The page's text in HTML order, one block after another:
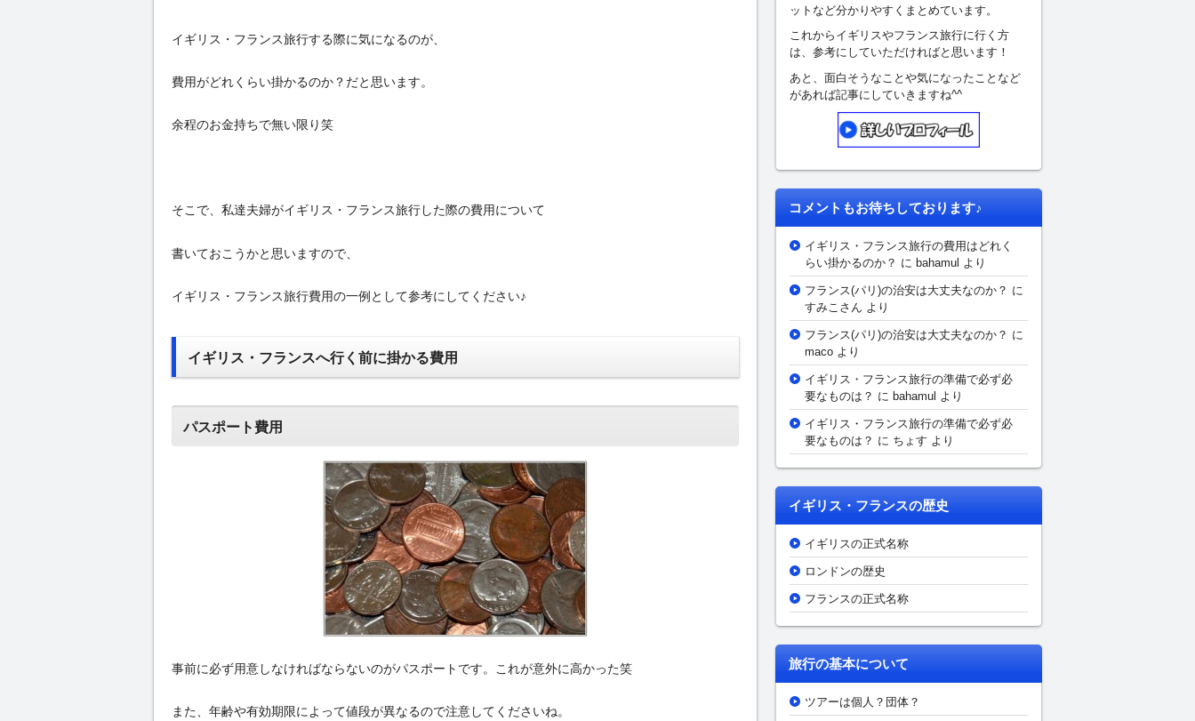
イギリス・フランス旅行する際に気になるのが、
費用がどれくらい掛かるのか？だと思います。
余程のお金持ちで無い限り笑
そこで、私達夫婦がイギリス・フランス旅行した際の費用について
書いておこうかと思いますので、
イギリス・フランス旅行費用の一例として参考にしてください♪
イギリス・フランスへ行く前に掛かる費用
パスポート費用
事前に必ず用意しなければならないのがパスポートです。これが意外に高かった笑
また、年齢や有効期限によって値段が異なるので注意してくださいね。
ットなど分かりやすくまとめています。
これからイギリスやフランス旅行に行く方
は、参考にしていただければと思います！
あと、面白そうなことや気になったことなど
があれば記事にしていきますね^^
コメントもお待ちしております♪
イギリス・フランス旅行の費用はどれく
らい掛かるのか？ に bahamul より
フランス(パリ)の治安は大丈夫なのか？ に
すみこさん より
フランス(パリ)の治安は大丈夫なのか？ に
maco より
イギリス・フランス旅行の準備で必ず必
要なものは？ に bahamul より
イギリス・フランス旅行の準備で必ず必
要なものは？ に ちょす より
イギリス・フランスの歴史
イギリスの正式名称
ロンドンの歴史
フランスの正式名称
旅行の基本について
ツアーは個人？団体？